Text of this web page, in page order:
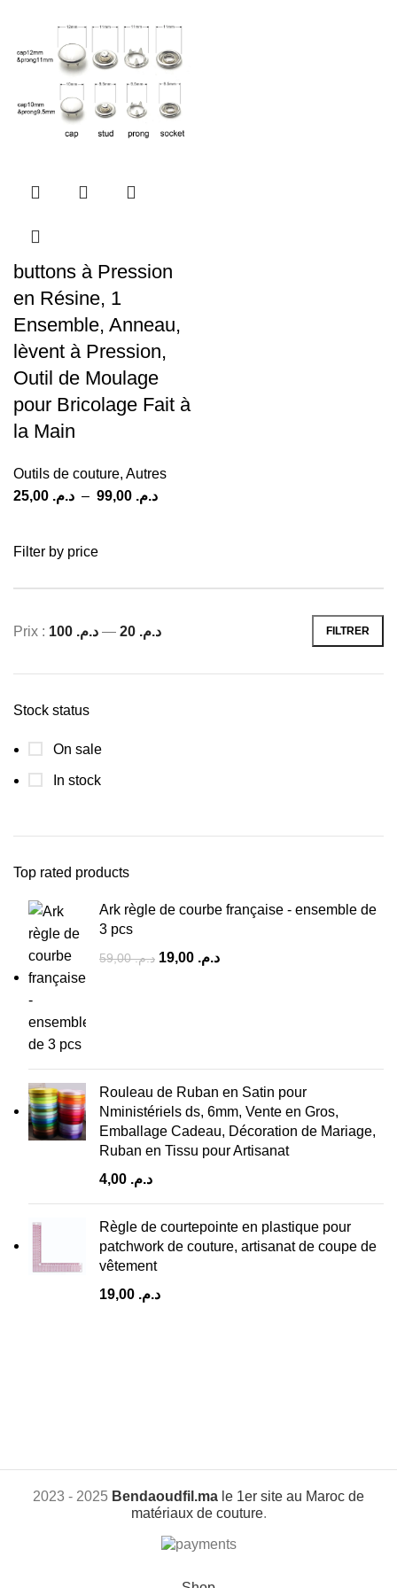
Filter by price
FILTRER
Prix : د.م. 20 — د.م. 100
Stock status
On sale
In stock
Top rated products
Ark règle de courbe française - ensemble de
3 pcs
د.م.59,00 د.م.
Rouleau de Ruban en Satin pour
Nministériels ds, 6mm, Vente en Gros,
Emballage Cadeau, Décoration de Mariage,
Ruban en Tissu pour Artisanat
د.م.
Règle de courtepointe en plastique pour
patchwork de couture, artisanat de coupe de
vêtement
د.م.
buttons à Pression
en Résine, 1
Ensemble, Anneau,
lèvent à Pression,
Outil de Moulage
pour Bricolage Fait à
la Main
Outils de couture, Autres
د.م. – د.م.
2023 - 2025 Bendaoudfil.ma le 1er site au Maroc de
matériaux de couture.